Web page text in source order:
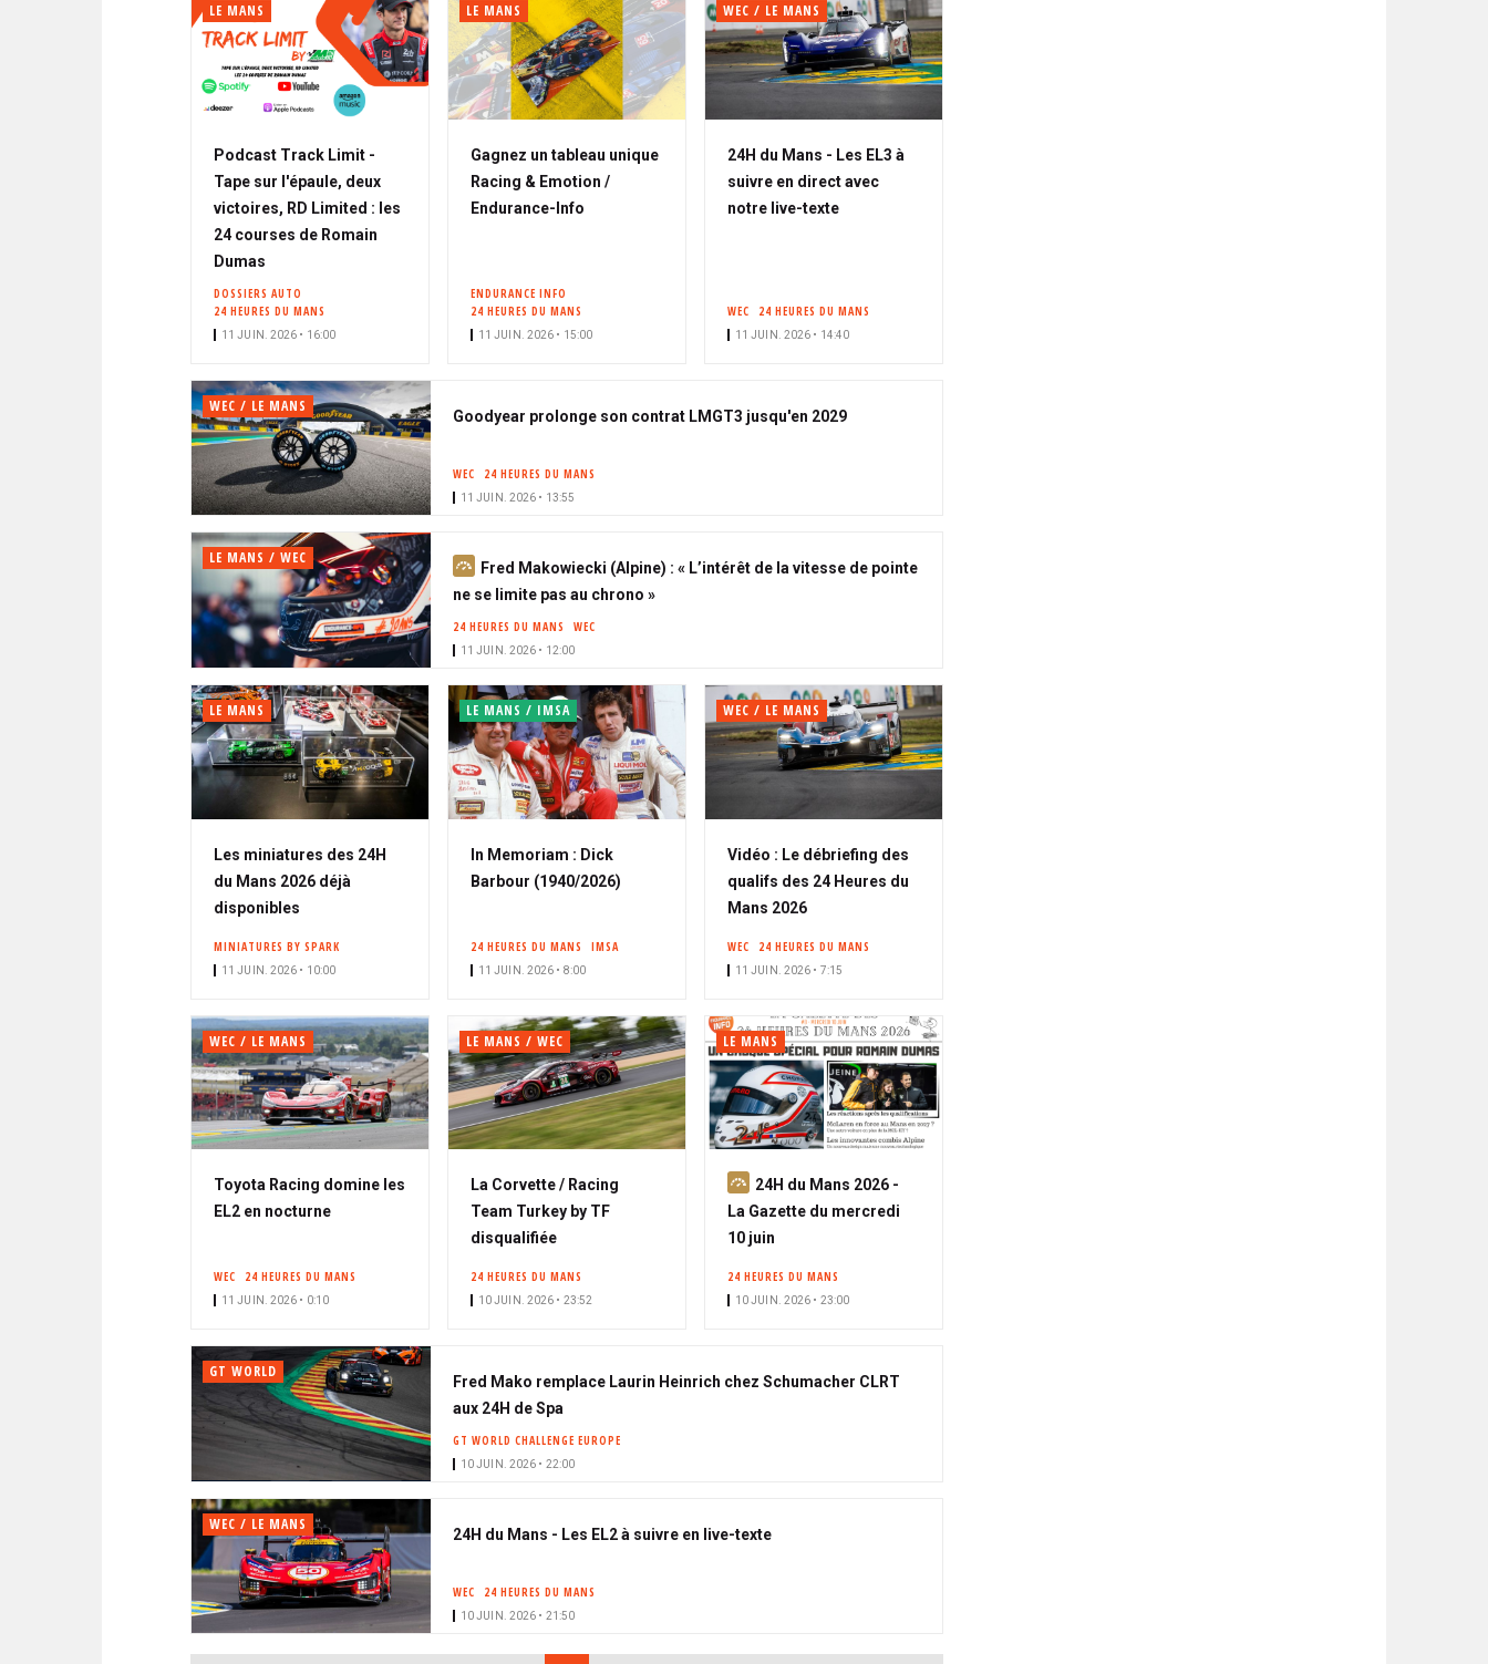
LE MANS
Podcast Track Limit -
Tape sur l'épaule, deux
victoires, RD Limited : les
24 courses de Romain
Dumas
DOSSIERS AUTO
24 HEURES DU MANS
11 JUIN. 2026 • 16:00
LE MANS
Gagnez un tableau unique
Racing & Emotion /
Endurance-Info
ENDURANCE INFO
24 HEURES DU MANS
11 JUIN. 2026 • 15:00
WEC / LE MANS
24H du Mans - Les EL3 à
suivre en direct avec
notre live-texte
WEC 24 HEURES DU MANS
11 JUIN. 2026 • 14:40
WEC / LE MANS
Goodyear prolonge son contrat LMGT3 jusqu'en 2029
WEC 24 HEURES DU MANS
11 JUIN. 2026 • 13:55
LE MANS / WEC
A
b
o
n
é
Fred Makowiecki (Alpine) : « L’intérêt de la vitesse de pointe
ne se limite pas au chrono »
24 HEURES DU MANS WEC
11 JUIN. 2026 • 12:00
LE MANS
Les miniatures des 24H
du Mans 2026 déjà
disponibles
MINIATURES BY SPARK
11 JUIN. 2026 • 10:00
LE MANS / IMSA
In Memoriam : Dick
Barbour (1940/2026)
24 HEURES DU MANS IMSA
11 JUIN. 2026 • 8:00
WEC / LE MANS
Vidéo : Le débriefing des
qualifs des 24 Heures du
Mans 2026
WEC 24 HEURES DU MANS
11 JUIN. 2026 • 7:15
WEC / LE MANS
Toyota Racing domine les
EL2 en nocturne
WEC 24 HEURES DU MANS
11 JUIN. 2026 • 0:10
LE MANS / WEC
La Corvette / Racing
Team Turkey by TF
disqualifiée
24 HEURES DU MANS
10 JUIN. 2026 • 23:52
LE MANS
A
b
o
24H du Mans 2026 -
La Gazette du mercredi
10 juin
24 HEURES DU MANS
10 JUIN. 2026 • 23:00
GT WORLD
Fred Mako remplace Laurin Heinrich chez Schumacher CLRT
aux 24H de Spa
GT WORLD CHALLENGE EUROPE
10 JUIN. 2026 • 22:00
WEC / LE MANS
24H du Mans - Les EL2 à suivre en live-texte
WEC 24 HEURES DU MANS
10 JUIN. 2026 • 21:50